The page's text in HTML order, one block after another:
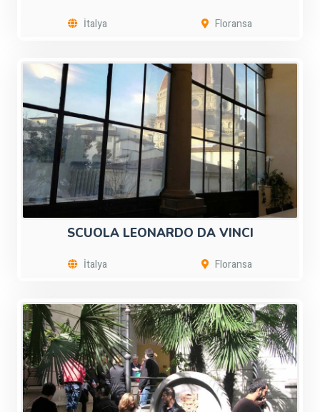
İtalya Floransa
SCUOLA LEONARDO DA VINCI
İtalya Floransa